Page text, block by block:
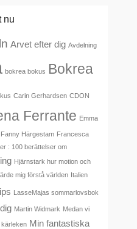
nu
Arvet efter dig Avdelning
bokrea bokus Bokrea
Carin Gerhardsen CDON
Ferrante Emma
Fanny Härgestam Francesca
: 100 berättelser om
Hjärnstark hur motion och
mig förstå världen Italien
LasseMajas sommarlovsbok
Martin Widmark Medan vi
kärleken Min fantastiska